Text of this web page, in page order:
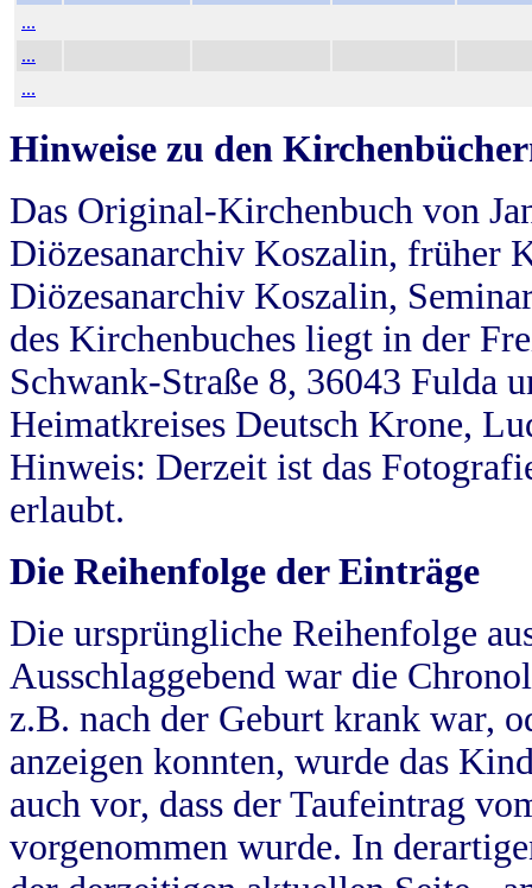
...
...
...
Hinweise zu den
Das Original-Kirchenbuch von
Diözesanarchiv Koszalin, früher
Diözesanarchiv Koszalin,
des Kirchenbuches liegt in der
Schwank-Straße 8, 36043 Fulda
Heimatkreises Deutsch Krone,
Hinweis: Derzeit ist das
erlaubt.
Die Reihenfolge der Einträge
Die ursprüngliche Reihenfolge
Ausschlaggebend war die
z.B. nach der Geburt krank war,
anzeigen konnten, wurde das
auch vor, dass der Taufeintrag
vorgenommen wurde. In